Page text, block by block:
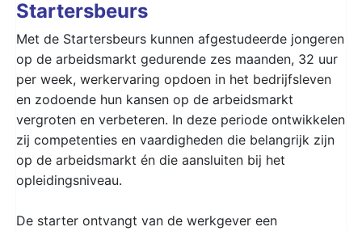
Startersbeurs
Met de Startersbeurs kunnen afgestudeerde jongeren
op de arbeidsmarkt gedurende zes maanden, 32 uur
per week, werkervaring opdoen in het bedrijfsleven
en zodoende hun kansen op de arbeidsmarkt
vergroten en verbeteren. In deze periode ontwikkelen
zij competenties en vaardigheden die belangrijk zijn
op de arbeidsmarkt én die aansluiten bij het
opleidingsniveau.
De starter ontvangt van de werkgever een